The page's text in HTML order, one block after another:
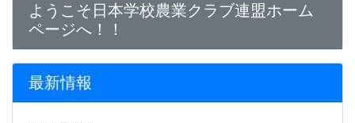
ようこそ日本学校農業クラブ連盟ホーム
ページへ！！
最新情報